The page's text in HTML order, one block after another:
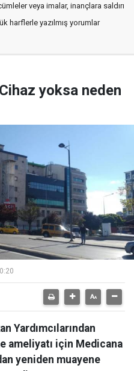
veya imalar, inançlara saldırı
harflerle yazılmış yorumlar
yoksa neden
Yardımcılarından
ameliyatı için Medicana
yeniden muayene